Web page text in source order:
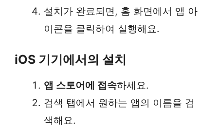
설치가 완료되면, 홈 화면에서 앱 아
이콘을 클릭하여 실행해요.
iOS 기기에서의 설치
앱 스토어에 접속하세요.
검색 탭에서 원하는 앱의 이름을 검
색해요.